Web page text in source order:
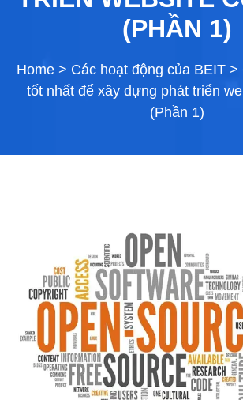
Home> Các hoạt động của BEIT>
tốt nhất để xây dựng phát triển
(Phần 1)
(PHẦN 1)